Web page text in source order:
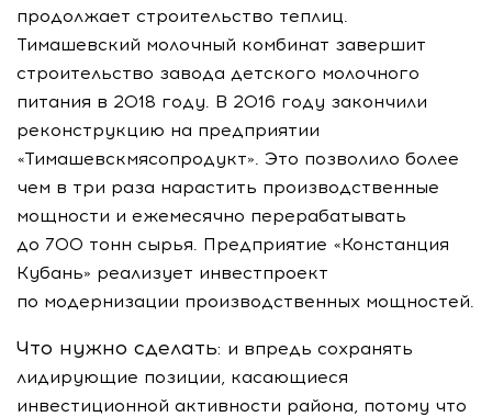
продолжает строительство теплиц.
Тимашевский молочный комбинат завершит
строительство завода детского молочного
питания в 2018 году. В 2016 году закончили
реконструкцию на предприятии
«Тимашевскмясопродукт». Это позволило более
чем в три раза нарастить производственные
мощности и ежемесячно перерабатывать
до 700 тонн сырья. Предприятие «Констанция
Кубань» реализует инвестпроект
по модернизации производственных мощностей.
Что нужно сделать: и впредь сохранять
лидирующие позиции, касающиеся
инвестиционной активности района, потому что